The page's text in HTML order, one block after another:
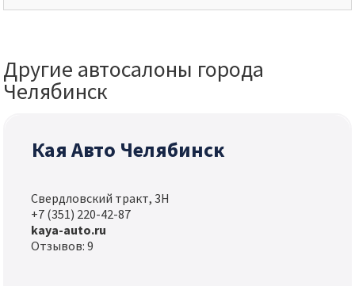
Другие автосалоны города
Челябинск
Кая Авто Челябинск
Свердловский тракт, 3Н
+7 (351) 220-42-87
kaya-auto.ru
Отзывов: 9